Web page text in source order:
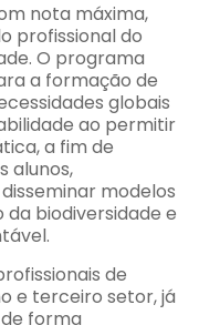
nota máxima,
profissional do
O programa
a formação de
globais
ao permitir
a fim de
alunos,
modelos
biodiversidade e
de
e terceiro setor, já
forma